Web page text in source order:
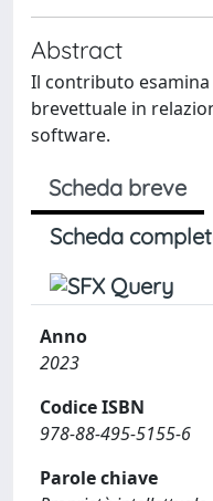
Abstract
Il contributo
brevettuale in
software.
Scheda breve
Scheda
Anno
2023
Codice ISBN
978-88-495-5155-6
Parole chiave